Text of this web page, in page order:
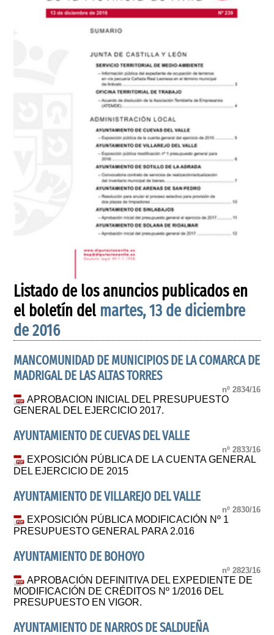
Listado de los anuncios publicados en
el boletín del martes, 13 de diciembre
de 2016
MANCOMUNIDAD DE MUNICIPIOS DE LA COMARCA DE
MADRIGAL DE LAS ALTAS TORRES
nº 2834/16
APROBACION INICIAL DEL PRESUPUESTO
GENERAL DEL EJERCICIO 2017.
AYUNTAMIENTO DE CUEVAS DEL VALLE
nº 2833/16
EXPOSICIÓN PÚBLICA DE LA CUENTA GENERAL
DEL EJERCICIO DE 2015
AYUNTAMIENTO DE VILLAREJO DEL VALLE
nº 2830/16
EXPOSICIÓN PÚBLICA MODIFICACIÓN Nº 1
PRESUPUESTO GENERAL PARA 2.016
AYUNTAMIENTO DE BOHOYO
nº 2823/16
APROBACIÓN DEFINITIVA DEL EXPEDIENTE DE
MODIFICACIÓN DE CRÉDITOS Nº 1/2016 DEL
PRESUPUESTO EN VIGOR.
AYUNTAMIENTO DE NARROS DE SALDUEÑA